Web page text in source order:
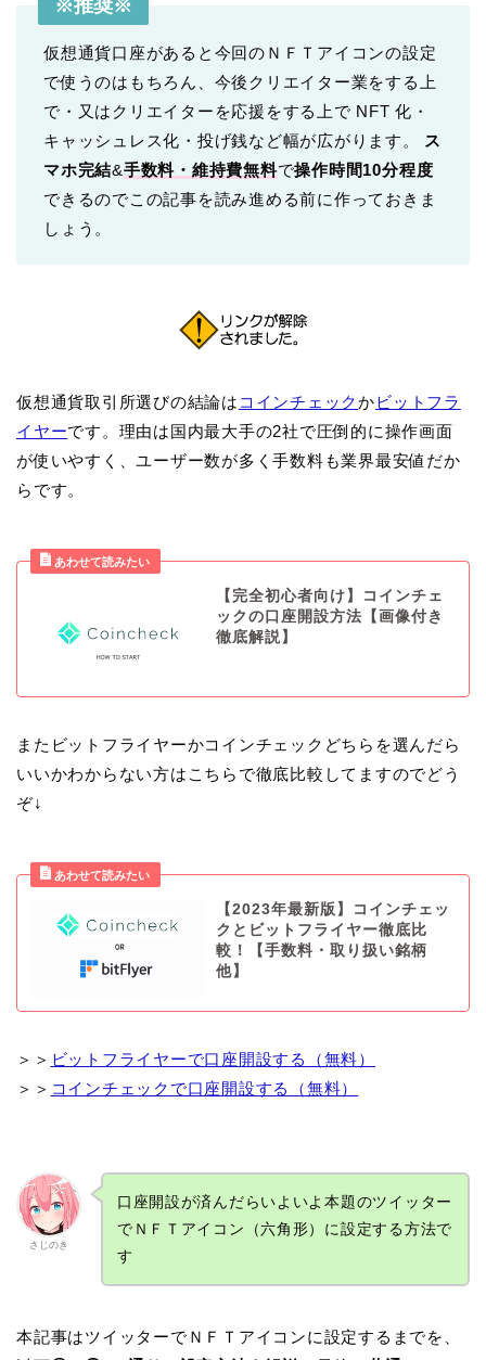
※推奨※
仮想通貨口座があると今回のＮＦＴアイコンの設定
で使うのはもちろん、今後クリエイター業をする上
で・又はクリエイターを応援をする上で NFT 化・
キャッシュレス化・投げ銭など幅が広がります。 ス
マホ完結&手数料・維持費無料で操作時間10分程度
できるのでこの記事を読み進める前に作っておきま
しょう。
仮想通貨取引所選びの結論は コインチェックかビットフラ
イヤーです。理由は国内最大手の2社で圧倒的に操作画面
が使いやすく、ユーザー数が多く手数料も業界最安値だか
らです。
【完全初心者向け】コインチェ
ックの口座開設方法【画像付き
徹底解説】
またビットフライヤーかコインチェックどちらを選んだら
いいかわからない方はこちらで徹底比較してますのでどう
ぞ↓
【2023年最新版】コインチェッ
クとビットフライヤー徹底比
較！【手数料・取り扱い銘柄
他】
＞＞ ビットフライヤーで口座開設する（無料）
＞＞ コインチェックで口座開設する（無料）
さじのき
口座開設が済んだらいよいよ本題のツイッター
でＮＦＴアイコン（六角形）に設定する方法で
す
本記事はツイッターでＮＦＴアイコンに設定するまでを、